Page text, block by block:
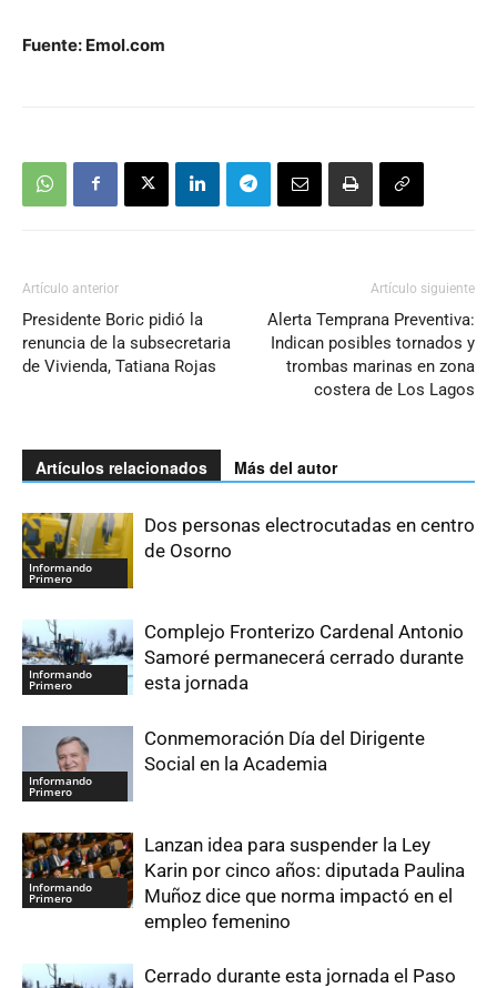
Fuente: Emol.com
Artículo anterior
Presidente Boric pidió la
renuncia de la subsecretaria
de Vivienda, Tatiana Rojas
Artículo siguiente
Alerta Temprana Preventiva:
Indican posibles tornados y
trombas marinas en zona
costera de Los Lagos
Artículos relacionados Más del autor
Informando
Primero
Dos personas electrocutadas en centro
de Osorno
Informando
Primero
Complejo Fronterizo Cardenal Antonio
Samoré permanecerá cerrado durante
esta jornada
Informando
Primero
Conmemoración Día del Dirigente
Social en la Academia
Informando
Primero
Lanzan idea para suspender la Ley
Karin por cinco años: diputada Paulina
Muñoz dice que norma impactó en el
empleo femenino
Cerrado durante esta jornada el Paso